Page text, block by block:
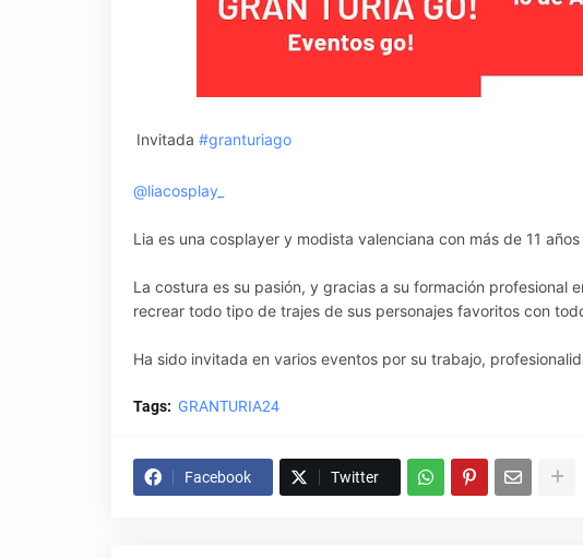
Invitada #granturiago
@liacosplay_
Lia es una cosplayer y modista valenciana con más de 11
La costura es su pasión, y gracias a su formación profesional
recrear todo tipo de trajes de sus personajes favoritos con
Ha sido invitada en varios eventos por su trabajo,
Tags: GRANTURIA24
Facebook Twitter